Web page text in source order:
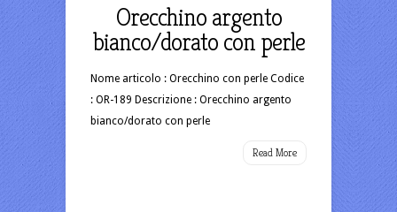
Orecchino argento
bianco/dorato con perle
Nome articolo : Orecchino con perle Codice
: OR-189 Descrizione : Orecchino argento
bianco/dorato con perle
Read More